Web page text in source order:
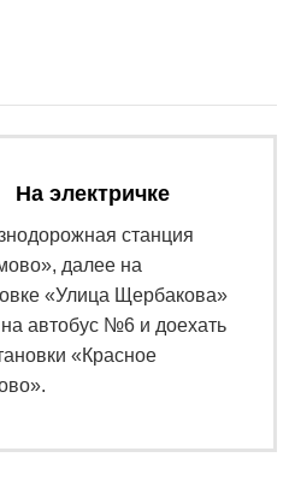
На электричке
станция
далее на
«Улица Щербакова»
на автобус №6 и доехать
«Красное